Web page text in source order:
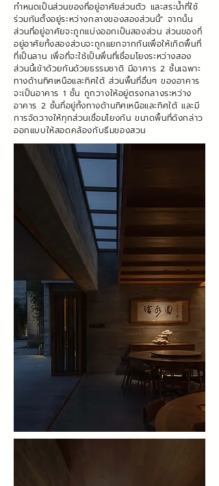
กำหนดเป็นส่วนของที่อยู่อาศัยส่วนตัว และสระน้ำที่ใช้
ร่วมกันตั้งอยู่ระหว่างกลางของสองส่วนนี้" จากนั้น
ส่วนที่อยู่อาศัยจะถูกแบ่งออกเป็นสองส่วน ส่วนของที่
อยู่อาศัยทั้งสองส่วนจะถูกแยกจากกันเพื่อให้เกิดพื้นที่
ที่เป็นลาน เพื่อที่จะใช้เป็นพื่นที่เชื่อมโยงระหว่างสอง
ส่วนนี้เข้าด้วยกันด้วยธรรมชาติ มีอาคาร 2 ชั้นเฉพาะ
ทางด้านทิศเหนือและทิศใต้ ส่วนพื้นที่อื่นๆ ของอาคาร
จะเป็นอาคาร 1 ชั้น ถูกวางให้อยู่ตรงกลางระหว่าง
อาคาร 2 ชั้นที่อยู่ทั้งทางด้านทิศเหนือและทิศใต้ และมี
การจัดวางให้ทุกส่วนเชื่อมโยงกัน ขนาดพื้นที่ดังกล่าว
ออกแบบให้สอดคล้องกับธีมของสวน